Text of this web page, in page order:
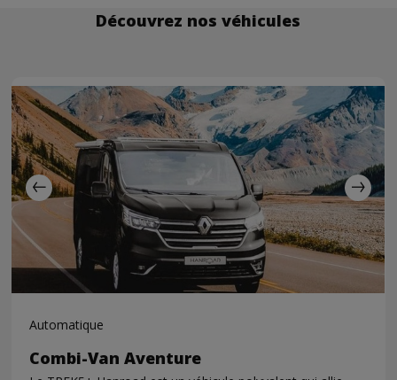
Découvrez nos véhicules
Automatique
Combi-Van Aventure